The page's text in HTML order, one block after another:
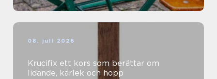
08. juli 2026
Krucifix ett kors som berättar om
lidande, kärlek och hopp